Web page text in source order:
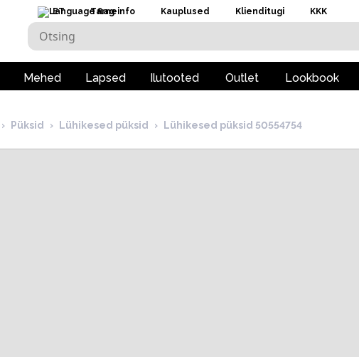
ET Tarneinfo Kauplused Klienditugi KKK
Mehed Lapsed Ilutooted Outlet Lookbook
› Püksid › Lühikesed püksid › Lühikesed püksid 50554754